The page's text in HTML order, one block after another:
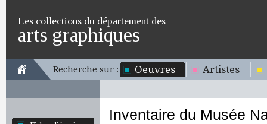
Les collections du département des
arts graphiques
Recherche sur : Oeuvres Artistes
Inventaire du Musée